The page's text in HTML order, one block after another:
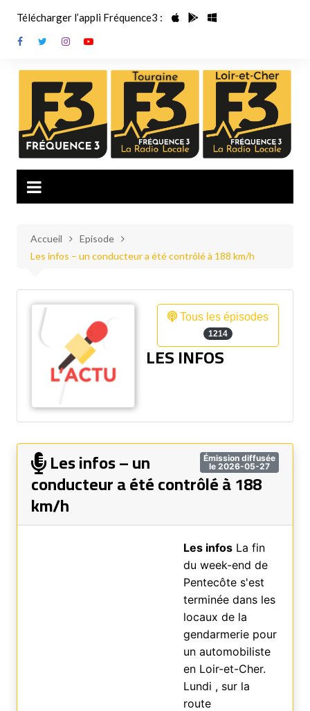
contenu
Télécharger l’appli Fréquence3 :
Accueil
Episode
Les infos – un conducteur a été contrôlé à 188 km/h
Tous les épisodes
1214
LES INFOS
Émission diffusée
le 2026-05-27
Les infos – un
conducteur a été contrôlé à 188
km/h
Les infosLa fin
du week-end de
Pentecôte s'est
terminée dans les
locaux de la
gendarmerie pour
un automobiliste
en Loir-et-Cher.
Lundi , sur la
route